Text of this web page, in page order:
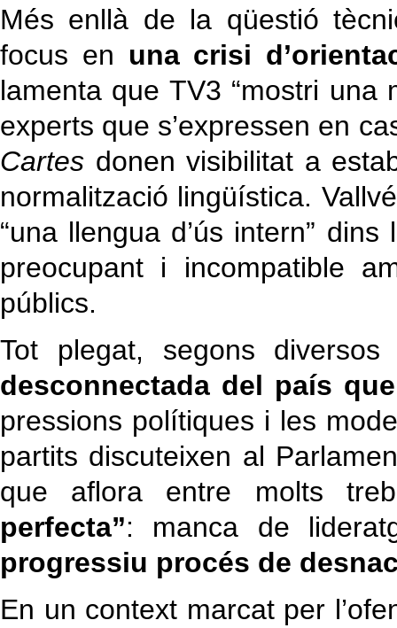
Més enllà de la qüestió
focus en una crisi
lamenta que TV3 “mostri una
experts que s’expressen en
Cartes donen visibilitat a
normalització lingüística.
“una llengua d’ús intern”
preocupant i incompatible
públics.
Tot plegat, segons
desconnectada del país
pressions polítiques i les
partits discuteixen al
que aflora entre molts
perfecta”: manca de
progressiu procés de
En un context marcat per